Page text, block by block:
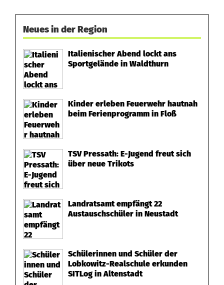
Neues in der Region
Italienischer Abend lockt ans
Sportgelände in Waldthurn
Kinder erleben Feuerwehr hautnah
beim Ferienprogramm in Floß
TSV Pressath: E-Jugend freut sich
über neue Trikots
Landratsamt empfängt 22
Austauschschüler in Neustadt
Schülerinnen und Schüler der
Lobkowitz-Realschule erkunden
SITLog in Altenstadt